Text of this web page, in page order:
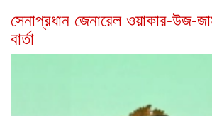
সেনাপ্রধান জেনারেল ওয়াকার-উজ-
বার্তা